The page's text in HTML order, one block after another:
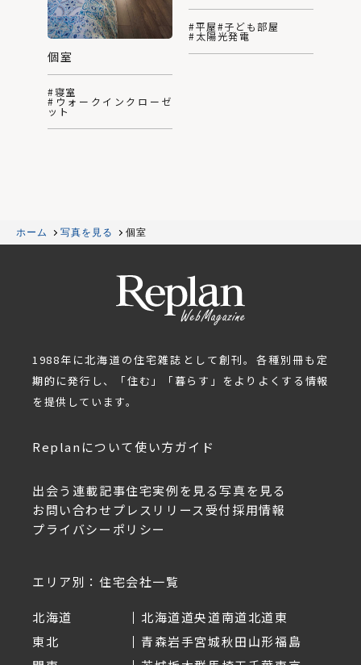
#平屋#子ども部屋
#太陽光発電
個室
#寝室
#ウォークインクローゼ
ット
ホーム 写真を見る 個室
1988年に北海道の住宅雑誌として創刊。各種別冊も定
期的に発行し、「住む」「暮らす」をよりよくする情報
を提供しています。
Replanについて使い方ガイド
出会う 連載記事住宅実例を見る写真を見る
お問い合わせ プレスリリース受付採用情報
プライバシーポリシー
エリア別：住宅会社一覧
北海道 北海道道央道南道北道東
東北
青森岩手宮城秋田山形福島